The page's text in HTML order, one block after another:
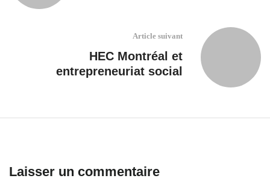
Article suivant
HEC Montréal et
entrepreneuriat social
Laisser un commentaire